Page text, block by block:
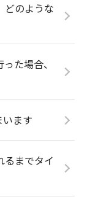
どのような
た場合、
ます
るまでタイ